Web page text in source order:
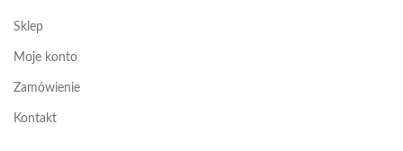
Sklep
Moje konto
Zamówienie
Kontakt